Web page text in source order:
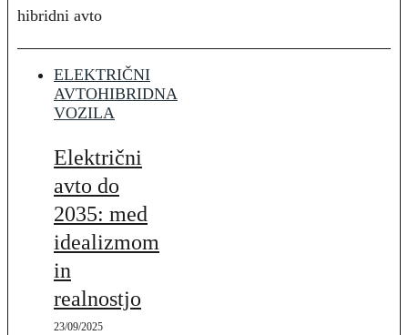
hibridni avto
ELEKTRIČNI
AVTOHIBRIDNA
VOZILA
Električni
avto do
2035: med
idealizmom
in
realnostjo
23/09/2025